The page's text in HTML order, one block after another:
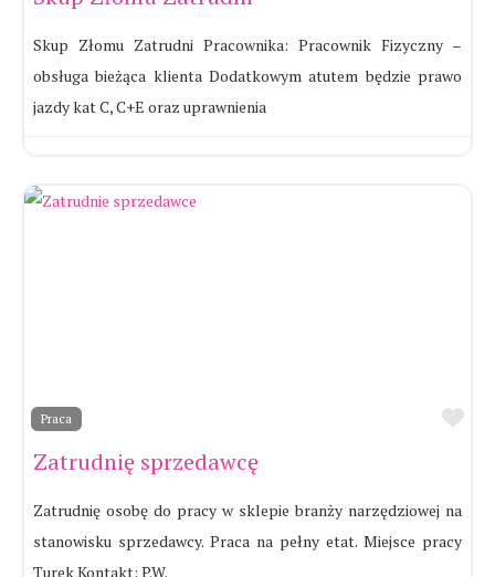
Skup Złomu Zatrudni Pracownika: Pracownik Fizyczny –
obsługa bieżąca klienta Dodatkowym atutem będzie prawo
jazdy kat C, C+E oraz uprawnienia
Praca
Zatrudnię sprzedawcę
Zatrudnię osobę do pracy w sklepie branży narzędziowej na
stanowisku sprzedawcy. Praca na pełny etat. Miejsce pracy
Turek Kontakt: P.W.